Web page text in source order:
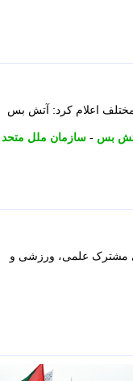
اعلام کرد: آتش بس
بس - سازمان ملل متحد
مشترک علمی، ورزشی و